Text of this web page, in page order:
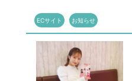
ECサイト お知らせ